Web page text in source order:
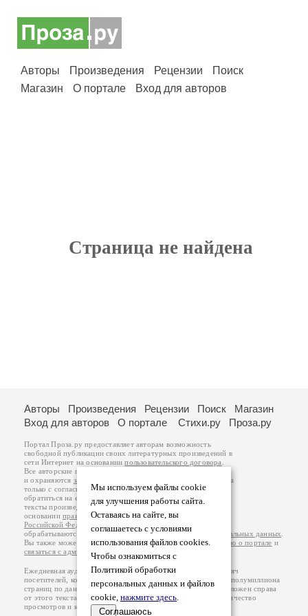
Авторы Произведения Рецензии
Поиск
Магазин
О портале Вход для авторов
Страница не найдена
Мы используем файлы cookie
для улучшения работы сайта.
Оставаясь на сайте, вы
соглашаетесь с условиями
использования файлов cookies.
Чтобы ознакомиться с
Политикой обработки
персональных данных и файлов
cookie, нажмите здесь.
Соглашаюсь
Авторы Произведения Рецензии Поиск
Магазин
Вход для авторов
О портале Стихи.ру Проза.ру
Портал Проза.ру предоставляет авторам возможность
свободной публикации своих литературных произведений в
сети Интернет на основаниипользовательского договора
Все авторские права на произведения принадлежат авторам
и охраняются законом
. Перепечатка произведений возможна
только с согласия его автора, к которому вы можете
обратиться на его авторской странице. Ответственность за
тексты произведений авторы несут самостоятельно на
основанииправил публикацииизаконодательства
Российской Федерации
обрабатываются на основанииПолитики обработки персональных данных
Вы также можете посмотреть более подробнуюинформацию о портале и
связаться с администрацией
Ежедневная аудитория портала Проза.ру – порядка 100 тысяч
посетителей, которые в общей сумме просматривают более полумиллиона
страниц по данным счетчика посещаемости, который расположен справа
от этого текста. В каждой графе указано по две цифры: количество
просмотров и количество посетителей.